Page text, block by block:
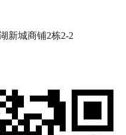
新城商铺2栋2-2